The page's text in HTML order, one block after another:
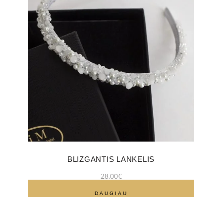
BLIZGANTIS LANKELIS
28,00€
DAUGIAU